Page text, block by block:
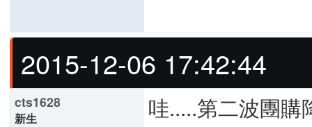
2015-12-06 17:42:44
cts1628
新生
哇.....第二波團